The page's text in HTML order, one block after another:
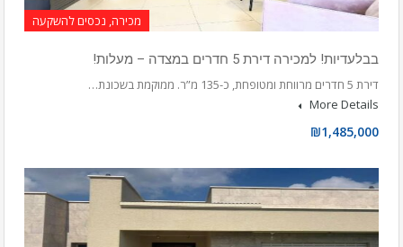
מכירה, נכסים להשקעה
בבלעדיות! למכירה דירת 5 חדרים במצדה – מעלות!
דירת 5 חדרים מרווחת ומטופחת, כ-135 מ”ר. ממוקמת בשכונת…
More Details
₪1,485,000